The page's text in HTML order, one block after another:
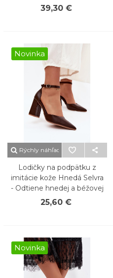
39,30 €
Novinka
Rýchly náhľad
Lodičky na podpätku z
imitácie kože Hnedá Selvra
- Odtiene hnedej a béžovej
25,60 €
Novinka